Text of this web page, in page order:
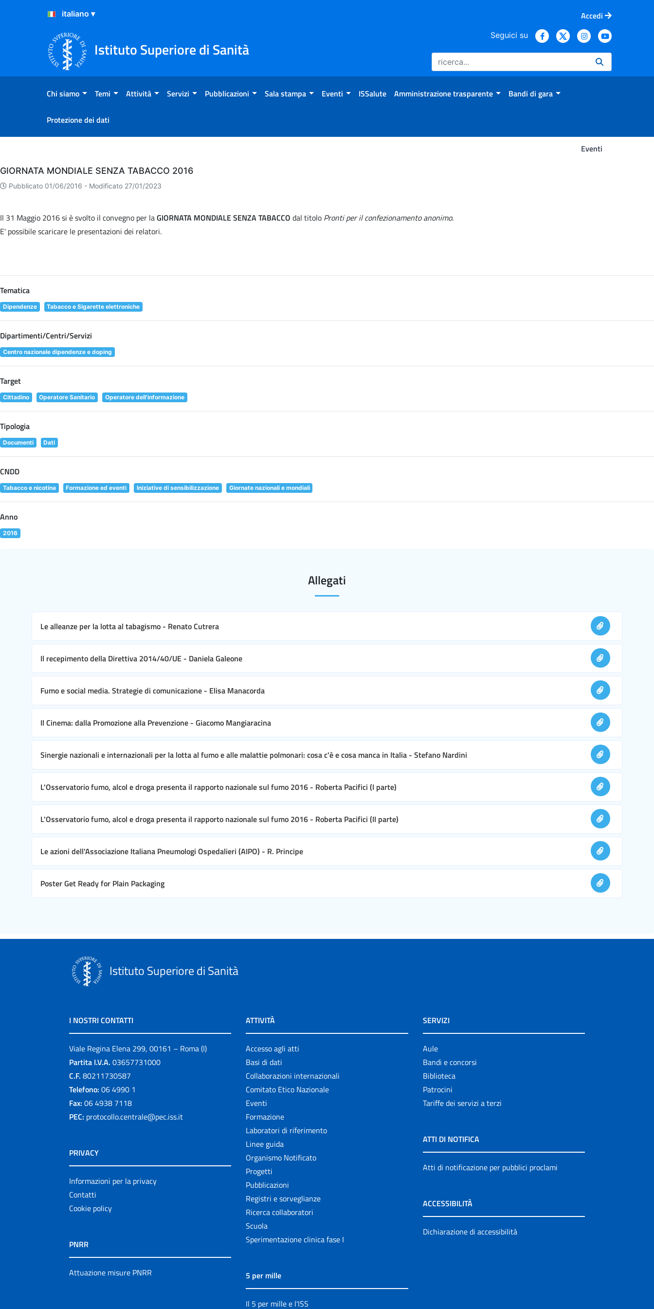
Salta al Contenuto
Salta al Footer
Accedi
Istituto Superiore di Sanità
Seguici su
Chi siamo Temi Attività Servizi Pubblicazioni Sala stampa Eventi ISSalute Amministrazione trasparente Bandi di gara
Protezione dei dati
Eventi
Eventi
GIORNATA MONDIALE SENZA TABACCO 2016
Pubblicato 01/06/2016 - Modificato 27/01/2023
Il 31 Maggio 2016 si è svolto il convegno per laGIORNATA MONDIALE SENZA TABACCO dal titolo Pronti per il confezionamento anonimo.
E' possibile scaricare le presentazioni dei relatori.
Tematica
Dipendenze Tabacco e Sigarette elettroniche
Dipartimenti/Centri/Servizi
Centro nazionale dipendenze e doping
Target
Cittadino Operatore Sanitario Operatore dell'informazione
Tipologia
Documenti Dati
CNDD
Tabacco e nicotina Formazione ed eventi Iniziative di sensibilizzazione Giornate nazionali e mondiali
Anno
2016
Allegati
Le alleanze per la lotta al tabagismo - Renato Cutrera
Il recepimento della Direttiva 2014/40/UE - Daniela Galeone
Fumo e social media. Strategie di comunicazione - Elisa Manacorda
Il Cinema: dalla Promozione alla Prevenzione - Giacomo Mangiaracina
Sinergie nazionali e internazionali per la lotta al fumo e alle malattie polmonari: cosa c'è e cosa manca in Italia - Stefano Nardini
L'Osservatorio fumo, alcol e droga presenta il rapporto nazionale sul fumo 2016 - Roberta Pacifici (I parte)
L'Osservatorio fumo, alcol e droga presenta il rapporto nazionale sul fumo 2016 - Roberta Pacifici (II parte)
Le azioni dell'Associazione Italiana Pneumologi Ospedalieri (AIPO) - R. Principe
Poster Get Ready for Plain Packaging
Istituto Superiore di Sanità
I NOSTRI CONTATTI
Viale Regina Elena 299, 00161 – Roma (I)
Partita I.V.A. 03657731000
C.F. 80211730587
Telefono: 06 4990 1
Fax: 06 4938 7118
PEC: protocollo.centrale@pec.iss.it
PRIVACY
Informazioni per la privacy
Contatti
Cookie policy
PNRR
Attuazione misure PNRR
ATTIVITÀ
Accesso agli atti
Basi di dati
Collaborazioni internazionali
Comitato Etico Nazionale
Eventi
Formazione
Laboratori di riferimento
Linee guida
Organismo Notificato
Progetti
Pubblicazioni
Registri e sorveglianze
Ricerca collaboratori
Scuola
Sperimentazione clinica fase I
5 per mille
Il 5 per mille e l'ISS
SERVIZI
Aule
Bandi e concorsi
Biblioteca
Patrocini
Tariffe dei servizi a terzi
ATTI DI NOTIFICA
Atti di notificazione per pubblici proclami
ACCESSIBILITÀ
Dichiarazione di accessibilità